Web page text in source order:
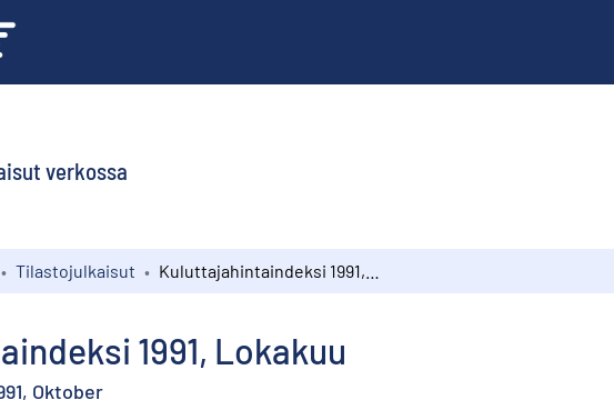
verkossa
Tilastojulkaisut
1991, Lokakuu
Oktober